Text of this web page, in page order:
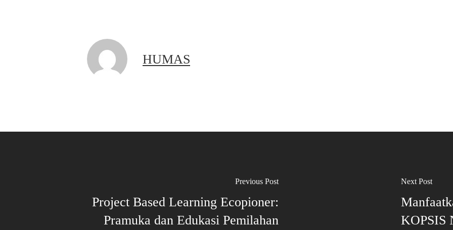
HUMAS
Previous Post
Project Based Learning Ecopioner:
Pramuka dan Edukasi Pemilahan
Next Post
KOPSIS